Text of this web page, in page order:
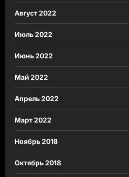
Август 2022
Июль 2022
Июнь 2022
Май 2022
Апрель 2022
Март 2022
Ноябрь 2018
Октябрь 2018